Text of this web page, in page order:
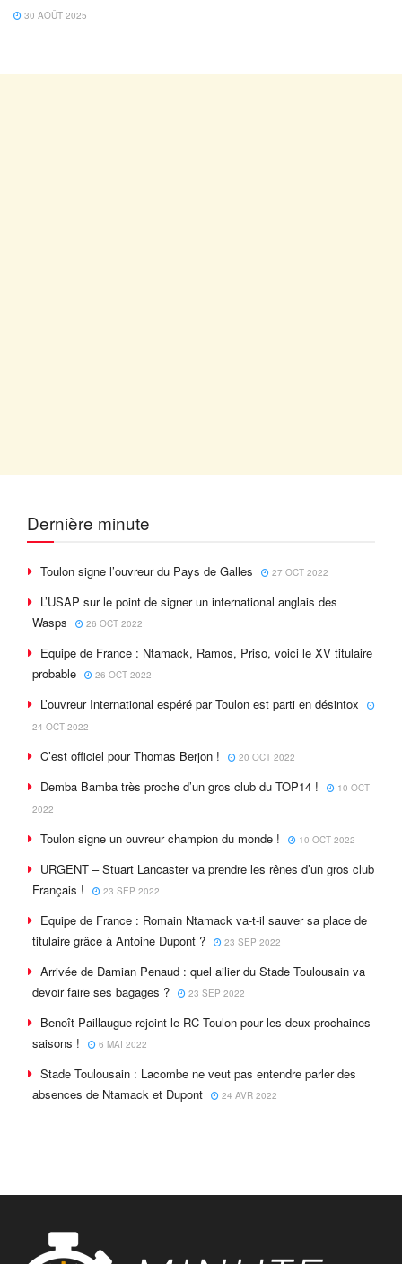
30 AOÛT 2025
Dernière minute
Toulon signe l’ouvreur du Pays de Galles 27 OCT 2022
L’USAP sur le point de signer un international anglais des
Wasps
26 OCT 2022
Equipe de France : Ntamack, Ramos, Priso, voici le XV titulaire
probable
26 OCT 2022
L’ouvreur International espéré par Toulon est parti en désintox
24 OCT 2022
C’est officiel pour Thomas Berjon ! 20 OCT 2022
Demba Bamba très proche d’un gros club du TOP14 !
10 OCT
2022
Toulon signe un ouvreur champion du monde ! 10 OCT 2022
URGENT – Stuart Lancaster va prendre les rênes d’un gros club
Français !
23 SEP 2022
Equipe de France : Romain Ntamack va-t-il sauver sa place de
titulaire grâce à Antoine Dupont ?
23 SEP 2022
Arrivée de Damian Penaud : quel ailier du Stade Toulousain va
devoir faire ses bagages ?
23 SEP 2022
Benoît Paillaugue rejoint le RC Toulon pour les deux prochaines
saisons !
6 MAI 2022
Stade Toulousain : Lacombe ne veut pas entendre parler des
absences de Ntamack et Dupont
24 AVR 2022